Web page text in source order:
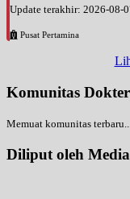
Kamis, 27/08/2026
Kamis, 27/08/2026
EKSEKUTIF
Kamis, 27/08/2026
Update terakhir: 2026-08-
Pusat Pertamina
Komunitas
Memuat komunitas
Diliput oleh Media